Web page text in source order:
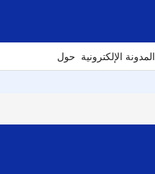
المدونة الإلكترونية حول